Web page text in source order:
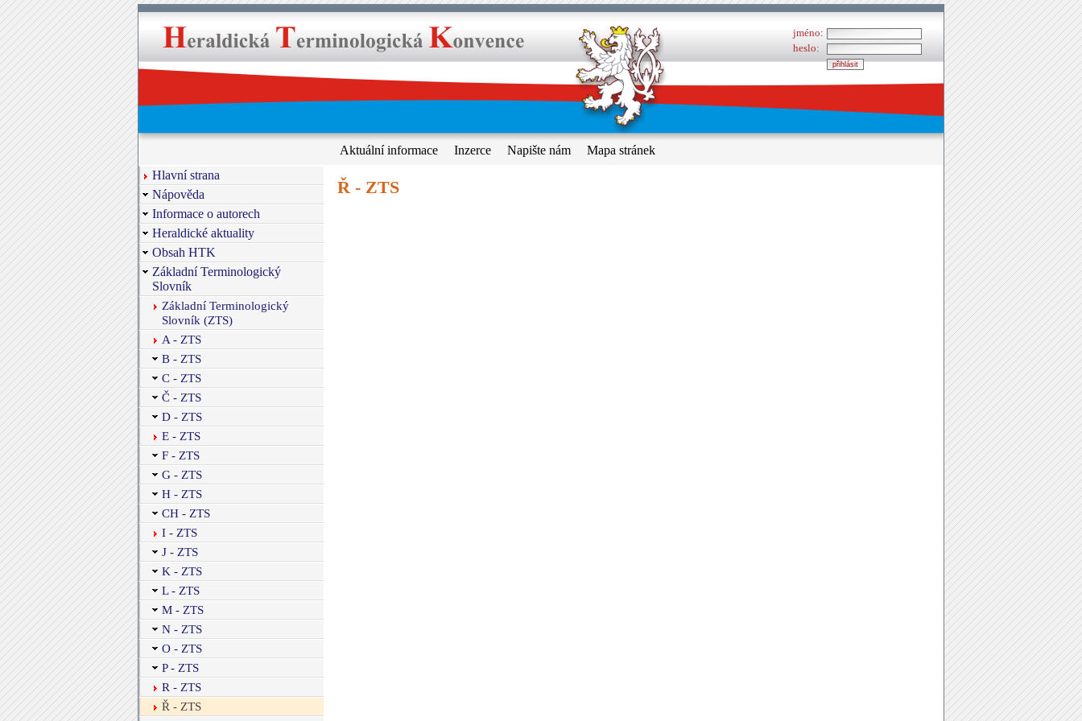
jméno:
heslo:
Aktuální informace Inzerce Napište nám
Mapa stránek
Hlavní strana
Nápověda
Informace o autorech
Heraldické aktuality
Obsah HTK
Základní Terminologický
Slovník
Základní Terminologický
Slovník (ZTS)
A - ZTS
B - ZTS
C - ZTS
Č - ZTS
D - ZTS
E - ZTS
F - ZTS
G - ZTS
H - ZTS
CH - ZTS
I - ZTS
J - ZTS
K - ZTS
L - ZTS
M - ZTS
N - ZTS
O - ZTS
P - ZTS
R - ZTS
Ř - ZTS
Ř - ZTS